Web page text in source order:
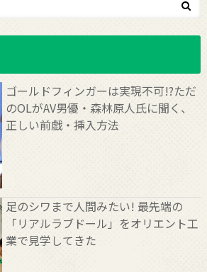
ゴールドフィンガーは実現不可!?ただ
のOLがAV男優・森林原人氏に聞く、
正しい前戯・挿入方法
足のシワまで人間みたい! 最先端の
「リアルラブドール」をオリエント工
業で見学してきた